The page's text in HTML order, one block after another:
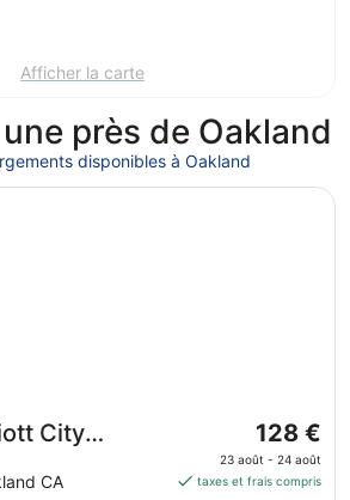
Afficher la carte
près de Oakland
disponibles à Oakland
City
CA
Le
prix
est
128 €
23 août - 24 août
taxes et frais compris
fenêtre
Center